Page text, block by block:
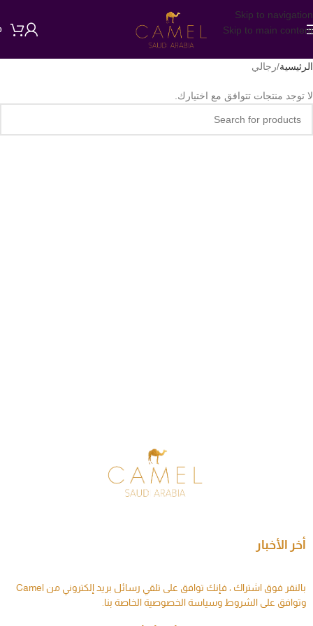
Skip to navigation
Skip to main content
الرئيسية رجالي
لا توجد منتجات تتوافق مع اختيارك.
أخر الأخبار
بالنقر فوق اشتراك ، فإنك توافق على تلقي رسائل بريد إلكتروني من Camel
وتوافق على الشروط وسياسة الخصوصية الخاصة بنا.